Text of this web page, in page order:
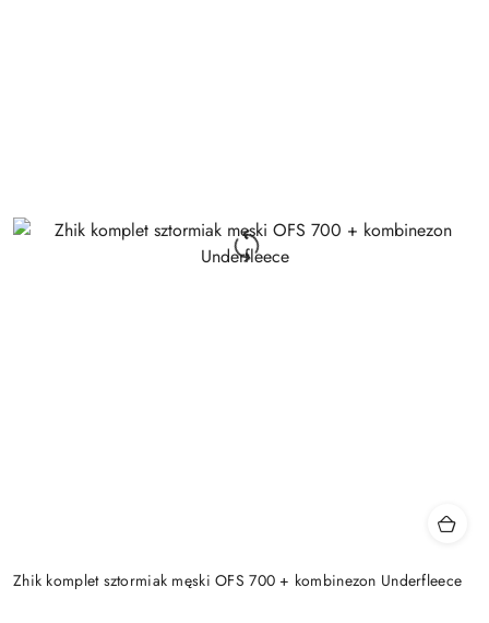
Zhik komplet sztormiak męski OFS 700 + kombinezon Underfleece